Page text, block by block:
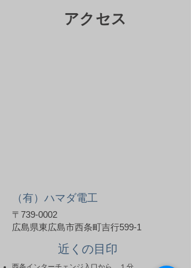
アクセス
（有）ハマダ電工
〒739-0002
広島県東広島市西条町吉行599-1
近くの目印